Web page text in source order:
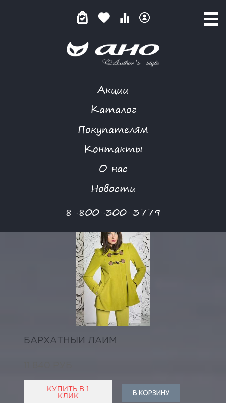
Акции
Каталог
Покупателям
Контакты
О нас
Новости
8-800-300-3779
КАТАЛОГ ТОВАРОВ
БАРХАТНЫЙ ЛАЙМ
КУПИТЬ В 1
КЛИК
В КОРЗИНУ